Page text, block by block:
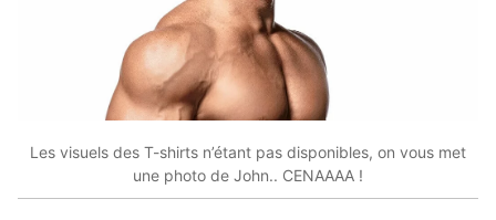
Les visuels des T-shirts n’étant pas disponibles, on vous met
une photo de John.. CENAAAA !